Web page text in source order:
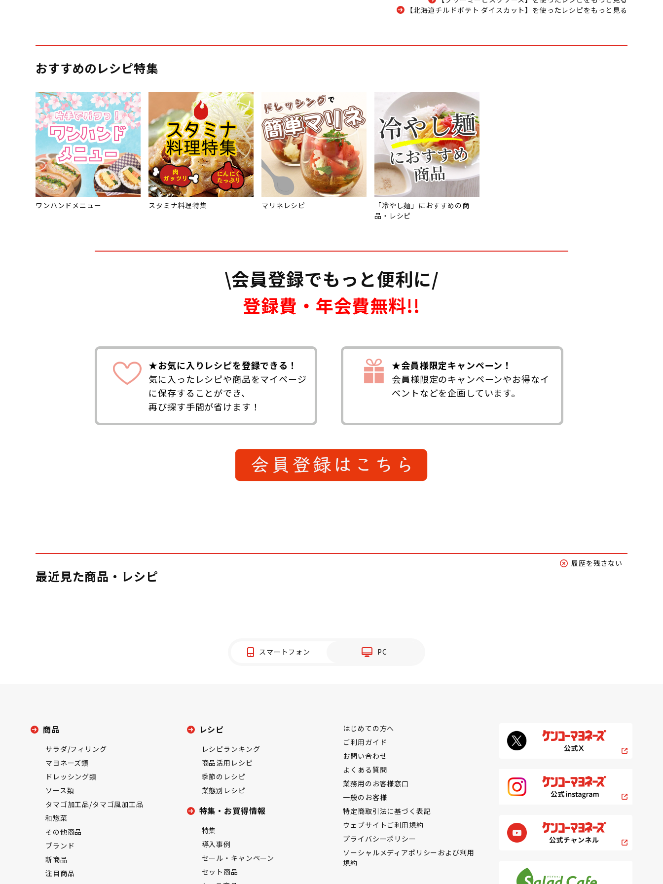
【北海道チルドポテト ダイスカット】を使ったレシピをもっと見る
おすすめのレシピ特集
ワンハンドメニュー スタミナ料理特集 マリネレシピ
「冷やし麺」におすすめの商
品・レシピ
\会員登録でもっと便利に/
登録費・年会費無料!!
★お気に入りレシピを登録できる！
気に入ったレシピや商品をマイページ
に保存することができ、
再び探す手間が省けます！
★会員様限定キャンペーン！
会員様限定のキャンペーンやお得なイ
ベントなどを企画しています。
最近見た商品・レシピ
履歴を残さない
スマートフォン PC
商品
サラダ/フィリング
マヨネーズ類
ドレッシング類
ソース類
タマゴ加工品/タマゴ風加工品
和惣菜
その他商品
ブランド
新商品
注目商品
レシピ
レシピランキング
商品活用レシピ
季節のレシピ
業態別レシピ
特集・お買得情報
特集
導入事例
セール・キャンペーン
セット商品
はじめての方へ
ご利用ガイド
お問い合わせ
よくある質問
業務用のお客様窓口
一般のお客様
特定商取引法に基づく表記
ウェブサイトご利用規約
プライバシーポリシー
ソーシャルメディアポリシーおよび利用
規約